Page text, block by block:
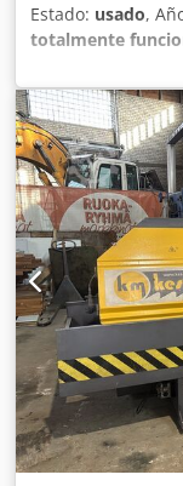
Estado: usado,
totalmente
horizontal para
corte:
sierra de cinta:
cinta: ajustable de
Motor principal:
Avanse hidráulico
sujetar el material
limpiar la sierra
cinta